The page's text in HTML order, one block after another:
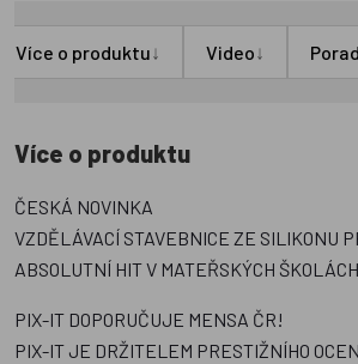
Více o produktu↓ Video↓
Více o produktu
ČESKÁ NOVINKA
VZDĚLÁVACÍ STAVEBNICE ZE SILIKONU
ABSOLUTNÍ HIT V MATEŘSKÝCH
PIX-IT DOPORUČUJE MENSA ČR!
PIX-IT JE DRŽITELEM PRESTIŽNÍHO